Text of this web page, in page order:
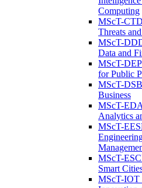
Computing
MScT-
Threats
MScT-
Data and
MScT-
for Public
MScT-
Business
MScT-
Analytics
MScT-
MScT-
Smart
MScT-IOT